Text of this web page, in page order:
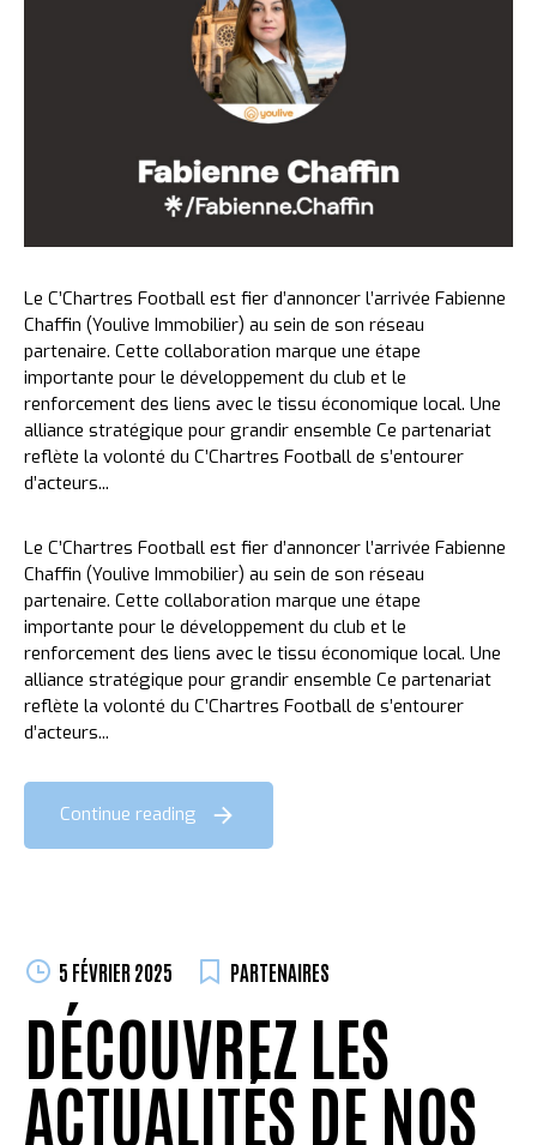
Le C’Chartres Football est fier d’annoncer l’arrivée Fabienne
Chaffin (Youlive Immobilier) au sein de son réseau
partenaire. Cette collaboration marque une étape
importante pour le développement du club et le
renforcement des liens avec le tissu économique local. Une
alliance stratégique pour grandir ensemble Ce partenariat
reflète la volonté du C’Chartres Football de s’entourer
d’acteurs...
Le C’Chartres Football est fier d’annoncer l’arrivée Fabienne
Chaffin (Youlive Immobilier) au sein de son réseau
partenaire. Cette collaboration marque une étape
importante pour le développement du club et le
renforcement des liens avec le tissu économique local. Une
alliance stratégique pour grandir ensemble Ce partenariat
reflète la volonté du C’Chartres Football de s’entourer
d’acteurs...
Continue reading
5 FÉVRIER 2025 PARTENAIRES
DÉCOUVREZ LES
ACTUALITÉS DE NOS